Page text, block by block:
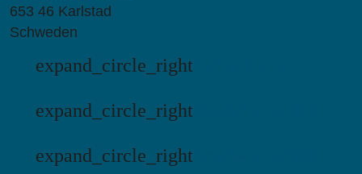
653 46 Karlstad
Schweden
expand_circle_right
expand_circle_right
expand_circle_right